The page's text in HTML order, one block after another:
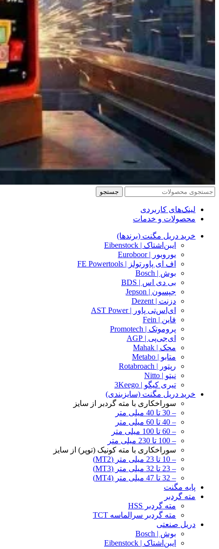
جستجو
لینک‌های کاربردی
محصولات و خدمات
خرید دریل مگنت (برندها)
ایبن‌اشتاک | Eibenstock
یوروبور | Euroboor
اف ای پاورتولز | FE Powertools
بوش | Bosch
بی دی اس | BDS
جپسون | Jepson
دزنت | Dezent
ای‌اس‌تی پاور | AST Power
فاین | Fein
پروموتک | Promotech
ای‌جی‌پی | AGP
محک | Mahak
متابو | Metabo
رپتور | Rotabroach
نیتو | Nitto
تیری کیگو | 3Keego
خرید دریل مگنت (سایزبندی)
سوراخکاری با مته گردبر از سایز
– 30 تا 40 میلی متر
– 40 تا 60 میلی متر
– 60 تا 100 میلی متر
– 100 تا 230 میلی متر
سوراخکاری با مته کونیک (توپر) از سایز
– 10 تا 23 میلی متر (MT2)
– 23 تا 32 میلی متر (MT3)
– 32 تا 47 میلی متر (MT4)
پایه مگنت
مته گردبر
مته گردبر HSS
مته گردبر سرالماسه TCT
دریل صنعتی
بوش | Bosch
ایبن‌اشتاک | Eibenstock